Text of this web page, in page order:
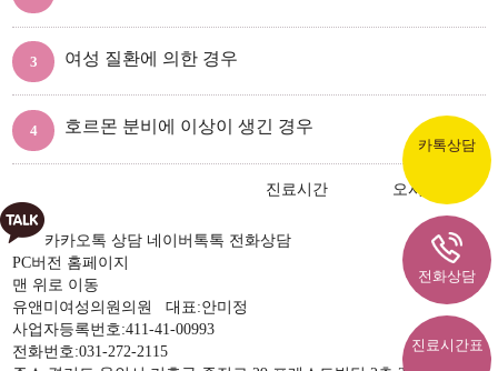
여성 질환에 의한 경우
호르몬 분비에 이상이 생긴 경우
카톡상담
전화상담
진료시간표
진료시간 오시는길
카카오톡 상담 네이버톡톡 전화상담
PC버전 홈페이지
맨 위로 이동
유앤미여성의원의원 대표:안미정
사업자등록번호:411-41-00993
전화번호:031-272-2115